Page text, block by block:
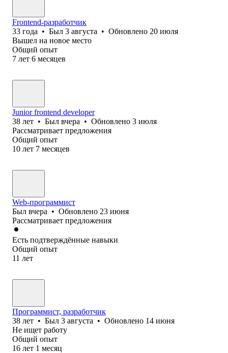
Frontend-разработчик
33 года • Был 3 августа • Обновлено 20 июля
Вышел на новое место
Общий опыт
7 лет 6 месяцев
Junior frontend developer
38 лет • Был вчера • Обновлено 3 июля
Рассматривает предложения
Общий опыт
10 лет 7 месяцев
Web-программист
Был вчера • Обновлено 23 июня
Рассматривает предложения
Есть подтверждённые навыки
Общий опыт
11 лет
Программист, разработчик
38 лет • Был 3 августа • Обновлено 14 июня
Не ищет работу
Общий опыт
16 лет 1 месяц